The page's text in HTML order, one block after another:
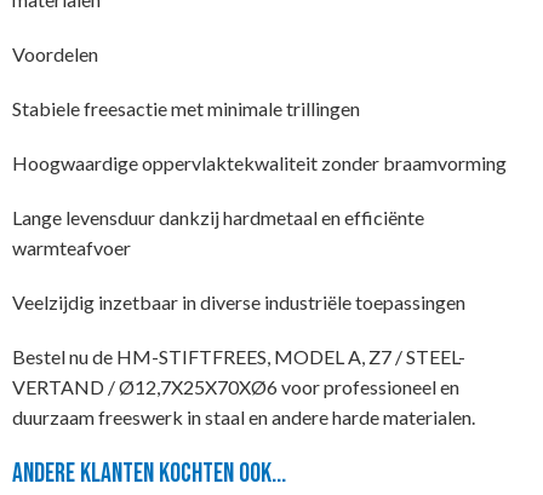
Voordelen
Stabiele freesactie met minimale trillingen
Hoogwaardige oppervlaktekwaliteit zonder braamvorming
Lange levensduur dankzij hardmetaal en efficiënte
warmteafvoer
Veelzijdig inzetbaar in diverse industriële toepassingen
Bestel nu de HM-STIFTFREES, MODEL A, Z7 / STEEL-
VERTAND / Ø12,7X25X70XØ6 voor professioneel en
duurzaam freeswerk in staal en andere harde materialen.
Andere klanten kochten ook...